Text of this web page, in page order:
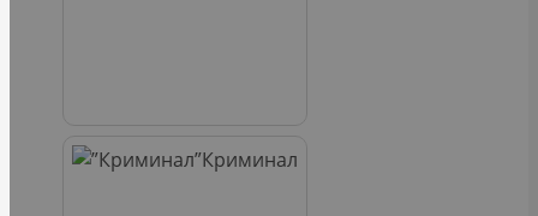
Криминал